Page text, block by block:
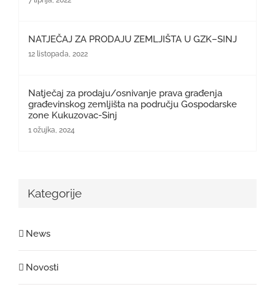
NATJEČAJ ZA PRODAJU ZEMLJIŠTA U GZK–SINJ
12 listopada, 2022
Natječaj za prodaju/osnivanje prava građenja
građevinskog zemljišta na području Gospodarske
zone Kukuzovac-Sinj
1 ožujka, 2024
Kategorije
News
Novosti